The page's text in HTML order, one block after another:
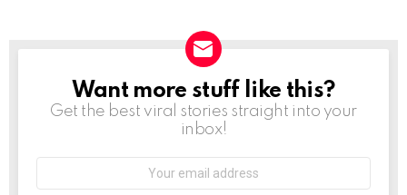
NEWSLETTER
Want more stuff like this?
Get the best viral stories straight into your
inbox!